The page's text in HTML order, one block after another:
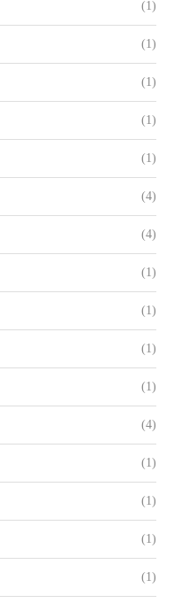
(1)
(1)
(1)
(1)
(1)
(4)
(4)
(1)
(1)
(1)
(1)
(4)
(1)
(1)
(1)
(1)